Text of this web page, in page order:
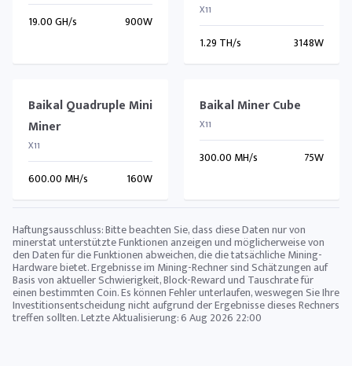
19.00 GH/s 900W
X11
1.29 TH/s 3148W
Baikal Quadruple Mini
Miner
X11
600.00 MH/s 160W
Baikal Miner Cube
X11
300.00 MH/s 75W
Haftungsausschluss: Bitte beachten Sie, dass diese Daten nur von
minerstat unterstützte Funktionen anzeigen und möglicherweise von
den Daten für die Funktionen abweichen, die die tatsächliche Mining-
Hardware bietet. Ergebnisse im Mining-Rechner sind Schätzungen auf
Basis von aktueller Schwierigkeit, Block-Reward und Tauschrate für
einen bestimmten Coin. Es können Fehler unterlaufen, weswegen Sie Ihre
Investitionsentscheidung nicht aufgrund der Ergebnisse dieses Rechners
treffen sollten. Letzte Aktualisierung:6 Aug 2026 22:00